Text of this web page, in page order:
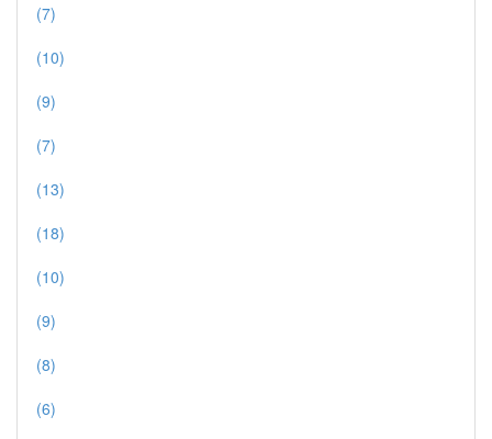
(7)
(10)
(9)
(7)
(13)
(18)
(10)
(9)
(8)
(6)